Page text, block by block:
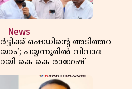
News
ഷെഡിൻ്റെ അടിത്തറ
പയ്യന്നൂരിൽ വിവാദ
കെ കെ രാഗേഷ്